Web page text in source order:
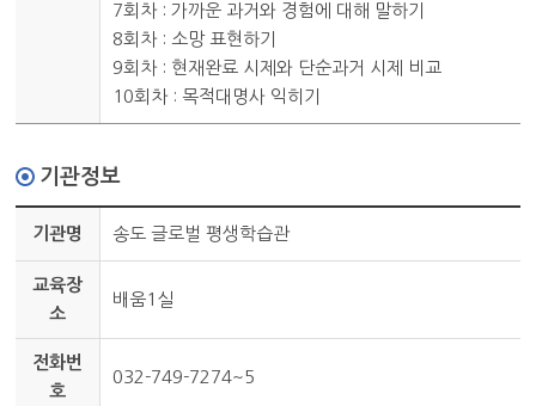
7회차 : 가까운 과거와 경험에 대해 말하기
8회차 : 소망 표현하기
9회차 : 현재완료 시제와 단순과거 시제 비교
10회차 : 목적대명사 익히기
기관정보
기관명 송도 글로벌 평생학습관
교육장
소
배움1실
전화번
호
032-749-7274~5